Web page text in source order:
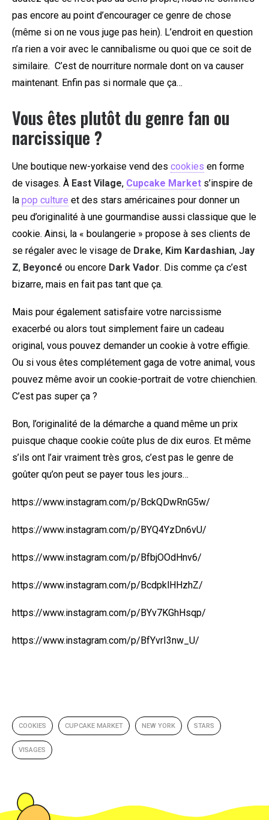
pas encore au point d’encourager ce genre de chose
(même si on ne vous juge pas hein). L’endroit en question
n’a rien a voir avec le cannibalisme ou quoi que ce soit de
similaire. C’est de nourriture normale dont on va causer
maintenant. Enfin pas si normale que ça…
Vous êtes plutôt du genre fan ou
narcissique ?
Une boutique new-yorkaise vend des cookies en forme
de visages. À East Vilage, Cupcake Market s’inspire de
la pop culture et des stars américaines pour donner un
peu d’originalité à une gourmandise aussi classique que le
cookie. Ainsi, la « boulangerie » propose à ses clients de
se régaler avec le visage de Drake, Kim Kardashian, Jay
Z, Beyoncé ou encore Dark Vador. Dis comme ça c’est
bizarre, mais en fait pas tant que ça.
Mais pour également satisfaire votre narcissisme
exacerbé ou alors tout simplement faire un cadeau
original, vous pouvez demander un cookie à votre effigie.
Ou si vous êtes complétement gaga de votre animal, vous
pouvez même avoir un cookie-portrait de votre chienchien.
C’est pas super ça ?
Bon, l’originalité de la démarche a quand même un prix
puisque chaque cookie coûte plus de dix euros. Et même
s’ils ont l’air vraiment très gros, c’est pas le genre de
goûter qu’on peut se payer tous les jours…
https://www.instagram.com/p/BckQDwRnG5w/
https://www.instagram.com/p/BYQ4YzDn6vU/
https://www.instagram.com/p/BfbjOOdHnv6/
https://www.instagram.com/p/BcdpklHHzhZ/
https://www.instagram.com/p/BYv7KGhHsqp/
https://www.instagram.com/p/BfYvrI3nw_U/
COOKIES CUPCAKE MARKET NEW YORK STARS
VISAGES